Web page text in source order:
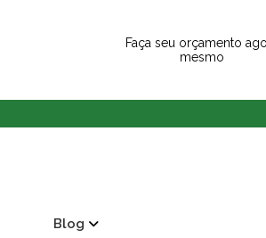
Faça seu orçamento
mesmo
Blog